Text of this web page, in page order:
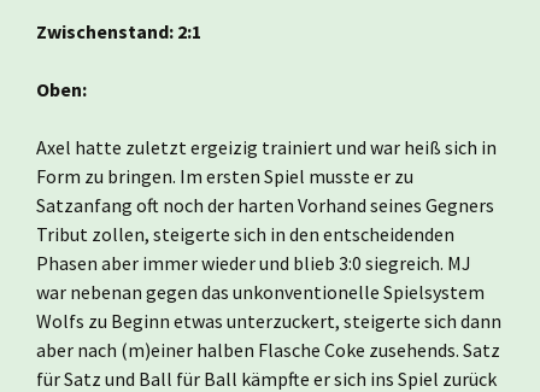
Zwischenstand: 2:1
Oben:
Axel hatte zuletzt ergeizig trainiert und war heiß sich in
Form zu bringen. Im ersten Spiel musste er zu
Satzanfang oft noch der harten Vorhand seines Gegners
Tribut zollen, steigerte sich in den entscheidenden
Phasen aber immer wieder und blieb 3:0 siegreich. MJ
war nebenan gegen das unkonventionelle Spielsystem
Wolfs zu Beginn etwas unterzuckert, steigerte sich dann
aber nach (m)einer halben Flasche Coke zusehends. Satz
für Satz und Ball für Ball kämpfte er sich ins Spiel zurück